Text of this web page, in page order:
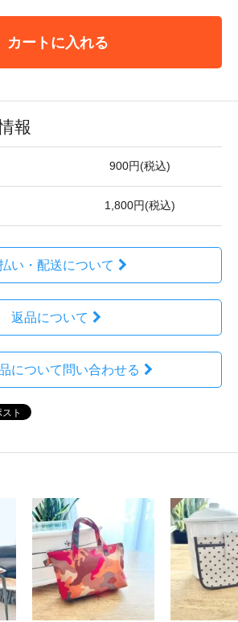
カートに入れる
報
900円(税込)
1,800円(税込)
い・配送について
返品について
について問い合わせる